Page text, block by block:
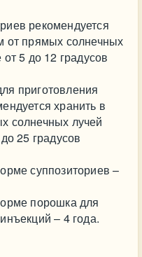
рекомендуется
от прямых солнечных
5 до 12 градусов
приготовления
хранить в
солнечных лучей
25 градусов
суппозиториев –
порошка для
– 4 года.